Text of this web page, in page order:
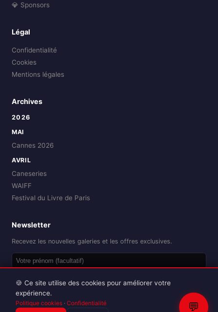
💎 Sponsors
Légal
Confidentialité
Cookies
Mentions légales
Archives
2026
MAI
Cannes 2026
AVRIL
Caneseries
WAIFF
Festival du Livre de Paris
Newsletter
Recevez les nouvelles galeries et les offres exclusives.
💬
🍪 Ce site utilise des cookies pour améliorer votre
expérience.
Politique cookies · Confidentialité